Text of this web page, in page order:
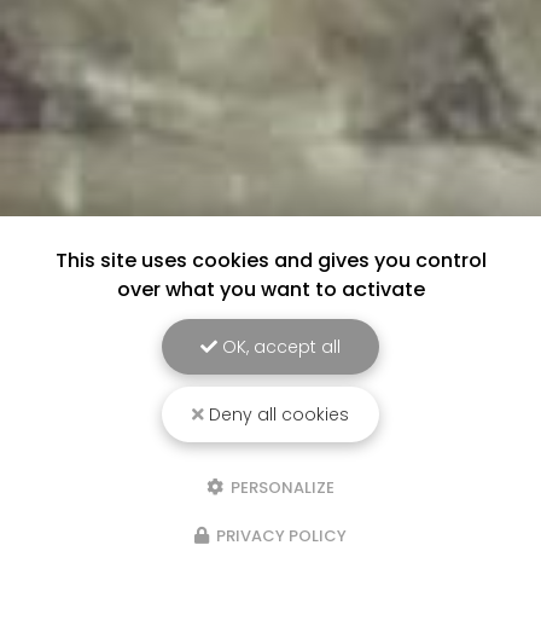
This site uses cookies and gives you control
over what you want to activate
OK, accept all
Deny all cookies
PERSONALIZE
PRIVACY POLICY